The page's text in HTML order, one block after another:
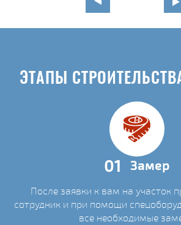
ЭТАПЫ
01 Замер
После заявки к вам на участок
сотрудник и при помощи
все необходимые